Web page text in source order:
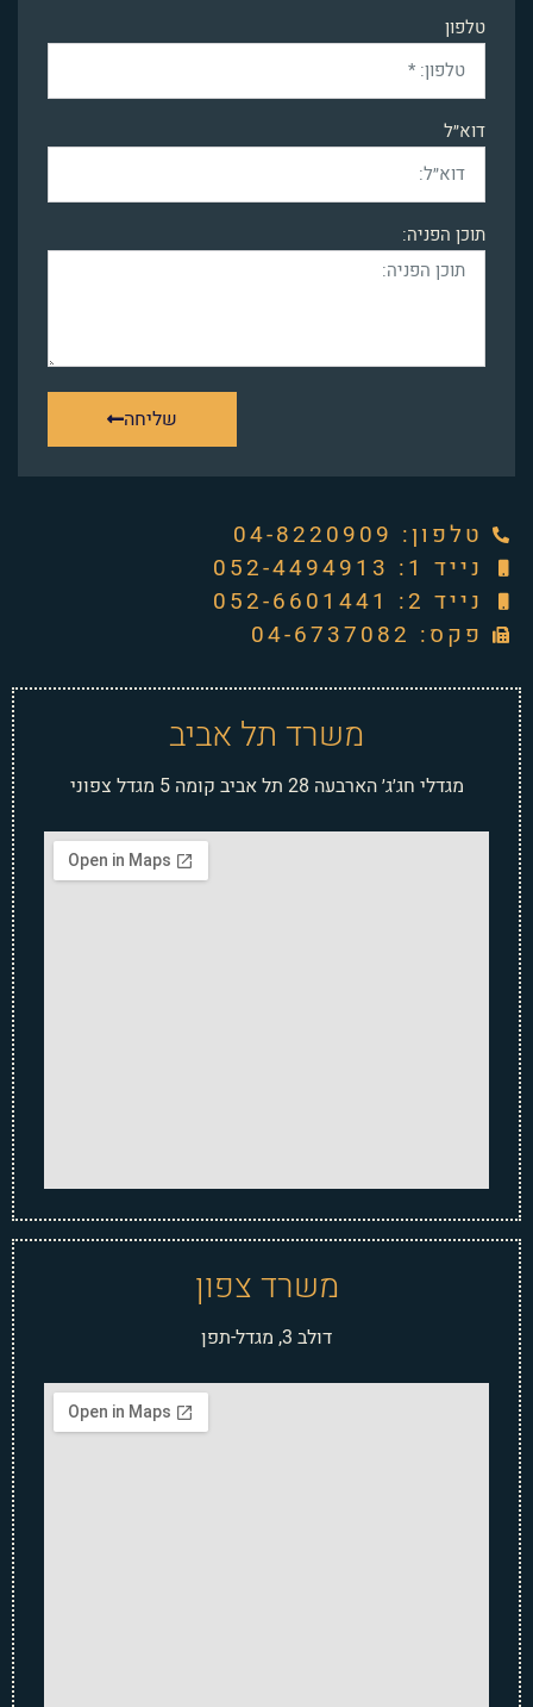
טלפון
דוא״ל
תוכן הפניה:
שליחה
טלפון: ‭04-8220909‬
נייד 1: 052-4494913
נייד 2: 052-6601441
פקס: 04-6737082
משרד תל אביב
מגדלי חג׳ג׳ הארבעה 28 תל אביב קומה 5 מגדל צפוני
משרד צפון
דולב 3, מגדל-תפן